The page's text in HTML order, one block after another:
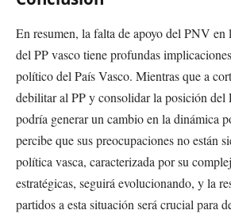
En resumen, la falta de apoyo del PNV en
del PP vasco tiene profundas
político del País Vasco. Mientras que a
debilitar al PP y consolidar la posición del
podría generar un cambio en la dinámica
percibe que sus preocupaciones no están
política vasca, caracterizada por su
estratégicas, seguirá evolucionando, y la
partidos a esta situación será crucial para